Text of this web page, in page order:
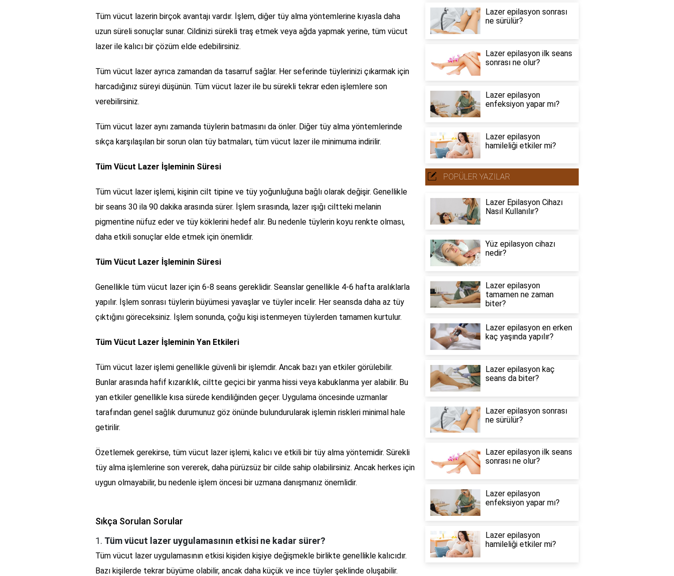
Tüm vücut lazerin birçok avantajı vardır. İşlem, diğer tüy alma yöntemlerine kıyasla daha
uzun süreli sonuçlar sunar. Cildinizi sürekli traş etmek veya ağda yapmak yerine, tüm vücut
lazer ile kalıcı bir çözüm elde edebilirsiniz.
Tüm vücut lazer ayrıca zamandan da tasarruf sağlar. Her seferinde tüylerinizi çıkarmak için
harcadığınız süreyi düşünün. Tüm vücut lazer ile bu sürekli tekrar eden işlemlere son
verebilirsiniz.
Tüm vücut lazer aynı zamanda tüylerin batmasını da önler. Diğer tüy alma yöntemlerinde
sıkça karşılaşılan bir sorun olan tüy batmaları, tüm vücut lazer ile minimuma indirilir.
Tüm Vücut Lazer İşleminin Süresi
Tüm vücut lazer işlemi, kişinin cilt tipine ve tüy yoğunluğuna bağlı olarak değişir. Genellikle
bir seans 30 ila 90 dakika arasında sürer. İşlem sırasında, lazer ışığı ciltteki melanin
pigmentine nüfuz eder ve tüy köklerini hedef alır. Bu nedenle tüylerin koyu renkte olması,
daha etkili sonuçlar elde etmek için önemlidir.
Tüm Vücut Lazer İşleminin Süresi
Genellikle tüm vücut lazer için 6-8 seans gereklidir. Seanslar genellikle 4-6 hafta aralıklarla
yapılır. İşlem sonrası tüylerin büyümesi yavaşlar ve tüyler incelir. Her seansda daha az tüy
çıktığını göreceksiniz. İşlem sonunda, çoğu kişi istenmeyen tüylerden tamamen kurtulur.
Tüm Vücut Lazer İşleminin Yan Etkileri
Tüm vücut lazer işlemi genellikle güvenli bir işlemdir. Ancak bazı yan etkiler görülebilir.
Bunlar arasında hafif kızarıklık, ciltte geçici bir yanma hissi veya kabuklanma yer alabilir. Bu
yan etkiler genellikle kısa sürede kendiliğinden geçer. Uygulama öncesinde uzmanlar
tarafından genel sağlık durumunuz göz önünde bulundurularak işlemin riskleri minimal hale
getirilir.
Özetlemek gerekirse, tüm vücut lazer işlemi, kalıcı ve etkili bir tüy alma yöntemidir. Sürekli
tüy alma işlemlerine son vererek, daha pürüzsüz bir cilde sahip olabilirsiniz. Ancak herkes için
uygun olmayabilir, bu nedenle işlem öncesi bir uzmana danışmanız önemlidir.
Sıkça Sorulan Sorular
1. Tüm vücut lazer uygulamasının etkisi ne kadar sürer?
Tüm vücut lazer uygulamasının etkisi kişiden kişiye değişmekle birlikte genellikle kalıcıdır.
Bazı kişilerde tekrar büyüme olabilir, ancak daha küçük ve ince tüyler şeklinde oluşabilir.
Lazer epilasyon sonrası
ne sürülür?
Lazer epilasyon ilk seans
sonrası ne olur?
Lazer epilasyon
enfeksiyon yapar mı?
Lazer epilasyon
hamileliği etkiler mi?
POPÜLER YAZILAR
Lazer Epilasyon Cihazı
Nasıl Kullanılır?
Yüz epilasyon cihazı
nedir?
Lazer epilasyon
tamamen ne zaman
biter?
Lazer epilasyon en erken
kaç yaşında yapılır?
Lazer epilasyon kaç
seans da biter?
Lazer epilasyon sonrası
ne sürülür?
Lazer epilasyon ilk seans
sonrası ne olur?
Lazer epilasyon
enfeksiyon yapar mı?
Lazer epilasyon
hamileliği etkiler mi?